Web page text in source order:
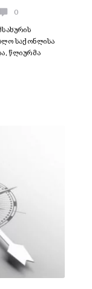
0
საქონლისა
წლიურმა